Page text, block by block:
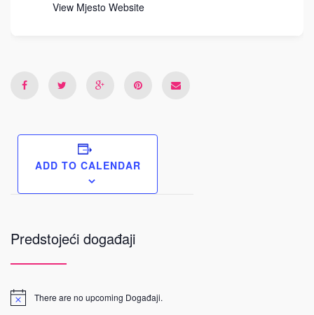
View Mjesto Website
ADD TO CALENDAR
Predstojeći događaji
There are no upcoming Događaji.